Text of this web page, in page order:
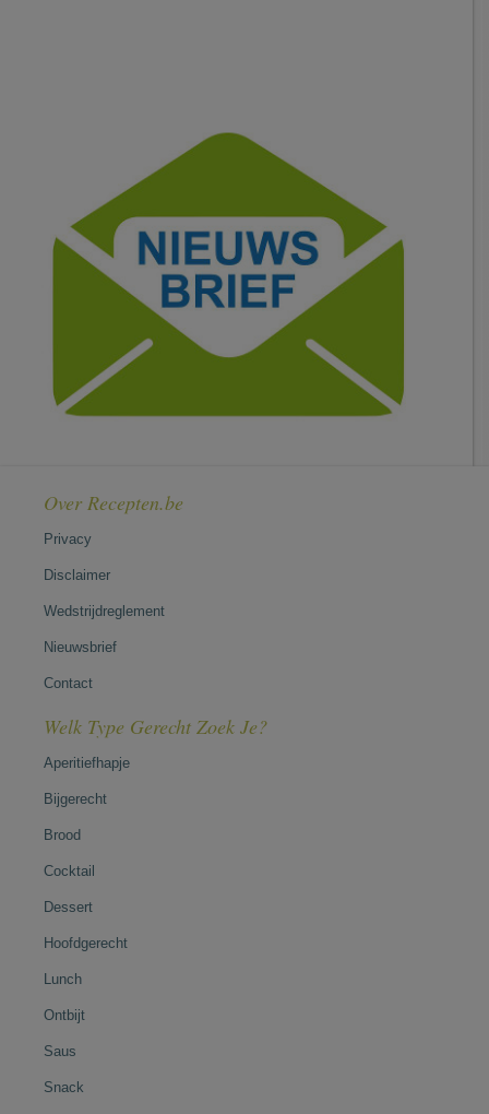
Over Recepten.be
Privacy
Disclaimer
Wedstrijdreglement
Nieuwsbrief
Contact
Welk Type Gerecht Zoek Je?
Aperitiefhapje
Bijgerecht
Brood
Cocktail
Dessert
Hoofdgerecht
Lunch
Ontbijt
Saus
Snack